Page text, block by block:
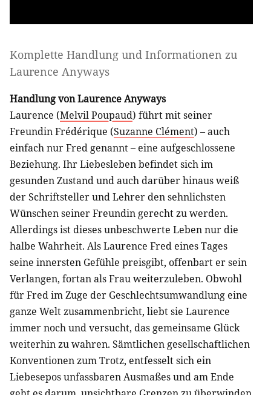
Komplette Handlung und Informationen zu
Laurence Anyways
Handlung von Laurence Anyways
Laurence (Melvil Poupaud) führt mit seiner
Freundin Frédérique (Suzanne Clément) – auch
einfach nur Fred genannt – eine aufgeschlossene
Beziehung. Ihr Liebesleben befindet sich im
gesunden Zustand und auch darüber hinaus weiß
der Schriftsteller und Lehrer den sehnlichsten
Wünschen seiner Freundin gerecht zu werden.
Allerdings ist dieses unbeschwerte Leben nur die
halbe Wahrheit. Als Laurence Fred eines Tages
seine innersten Gefühle preisgibt, offenbart er sein
Verlangen, fortan als Frau weiterzuleben. Obwohl
für Fred im Zuge der Geschlechtsumwandlung eine
ganze Welt zusammenbricht, liebt sie Laurence
immer noch und versucht, das gemeinsame Glück
weiterhin zu wahren. Sämtlichen gesellschaftlichen
Konventionen zum Trotz, entfesselt sich ein
Liebesepos unfassbaren Ausmaßes und am Ende